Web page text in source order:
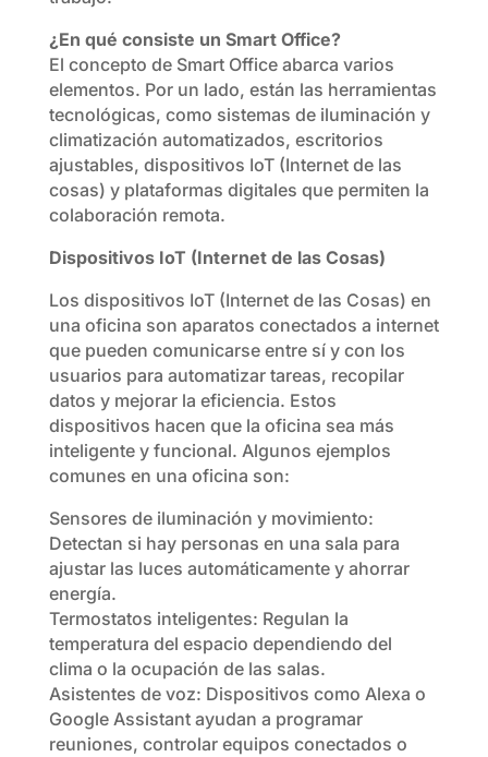
¿En qué consiste un Smart Office?
El concepto de Smart Office abarca varios
elementos. Por un lado, están las herramientas
tecnológicas, como sistemas de iluminación y
climatización automatizados, escritorios
ajustables, dispositivos IoT (Internet de las
cosas) y plataformas digitales que permiten la
colaboración remota.
Dispositivos IoT (Internet de las Cosas)
Los dispositivos IoT (Internet de las Cosas) en
una oficina son aparatos conectados a internet
que pueden comunicarse entre sí y con los
usuarios para automatizar tareas, recopilar
datos y mejorar la eficiencia. Estos
dispositivos hacen que la oficina sea más
inteligente y funcional. Algunos ejemplos
comunes en una oficina son:
Sensores de iluminación y movimiento:
Detectan si hay personas en una sala para
ajustar las luces automáticamente y ahorrar
energía.
Termostatos inteligentes: Regulan la
temperatura del espacio dependiendo del
clima o la ocupación de las salas.
Asistentes de voz: Dispositivos como Alexa o
Google Assistant ayudan a programar
reuniones, controlar equipos conectados o